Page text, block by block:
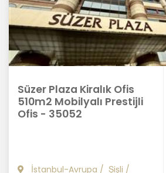
Süzer Plaza Kiralık Ofis
510m2 Mobilyalı Prestijli
Ofis - 35052
İstanbul-Avrupa / Şişli /